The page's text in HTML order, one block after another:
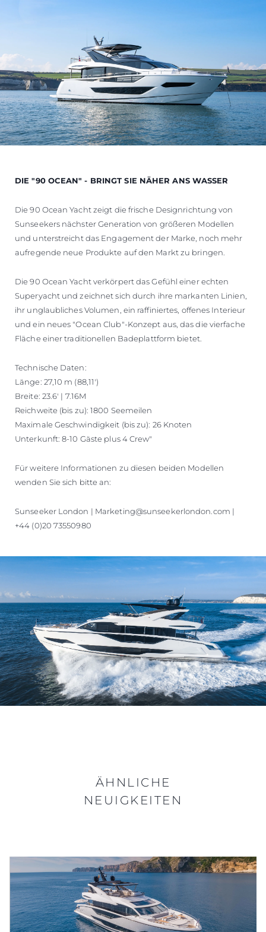
DIE "90 OCEAN" - BRINGT SIE NÄHER ANS WASSER
Die 90 Ocean Yacht zeigt die frische Designrichtung von
Sunseekers nächster Generation von größeren Modellen
und unterstreicht das Engagement der Marke, noch mehr
aufregende neue Produkte auf den Markt zu bringen.
Die 90 Ocean Yacht verkörpert das Gefühl einer echten
Superyacht und zeichnet sich durch ihre markanten Linien,
ihr unglaubliches Volumen, ein raffiniertes, offenes Interieur
und ein neues "Ocean Club"-Konzept aus, das die vierfache
Fläche einer traditionellen Badeplattform bietet.
Technische Daten:
Länge: 27,10 m (88,11')
Breite: 23.6' | 7.16M
Reichweite (bis zu): 1800 Seemeilen
Maximale Geschwindigkeit (bis zu): 26 Knoten
Unterkunft: 8-10 Gäste plus 4 Crew"
Für weitere Informationen zu diesen beiden Modellen
wenden Sie sich bitte an:
Sunseeker London | Marketing@sunseekerlondon.com |
+44 (0)20 73550980
ÄHNLICHE
NEUIGKEITEN